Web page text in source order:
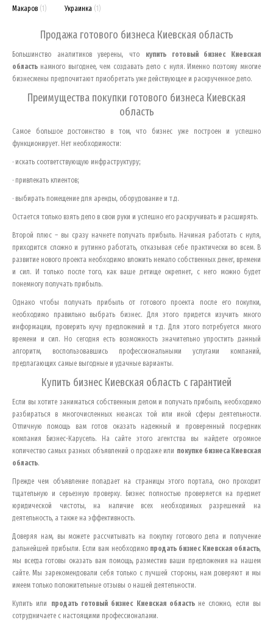
Макаров (1)
Украинка (1)
Продажа готового бизнеса Киевская область
Большинство аналитиков уверены, что купить готовый бизнес Киевская
область намного выгоднее, чем создавать дело с нуля. Именно поэтому многие
бизнесмены предпочитают приобретать уже действующее и раскрученное дело.
Преимущества покупки готового бизнеса Киевская
область
Самое большое достоинство в том, что бизнес уже построен и успешно
функционирует. Нет необходимости:
· искать соответствующую инфраструктуру;
· привлекать клиентов;
· выбирать помещение для аренды, оборудование и т.д.
Остается только взять дело в свои руки и успешно его раскручивать и расширять.
Второй плюс – вы сразу начнете получать прибыль. Начиная работать с нуля,
приходится сложно и рутинно работать, отказывая себе практически во всем. В
развитие нового проекта необходимо вложить немало собственных денег, времени
и сил. И только после того, как ваше детище окрепнет, с него можно будет
понемногу получать прибыль.
Однако чтобы получать прибыль от готового проекта после его покупки,
необходимо правильно выбрать бизнес. Для этого придется изучить много
информации, проверить кучу предложений и т.д. Для этого потребуется много
времени и сил. Но сегодня есть возможность значительно упростить данный
алгоритм, воспользовавшись профессиональными услугами компаний,
предлагающих самые выгодные и удачные варианты.
Купить бизнес Киевская область с гарантией
Если вы хотите заниматься собственным делом и получать прибыль, необходимо
разбираться в многочисленных нюансах той или иной сферы деятельности.
Отличную помощь вам готов оказать надежный и проверенный посредник
компания Бизнес-Карусель. На сайте этого агентства вы найдете огромное
количество самых разных объявлений о продаже или покупке бизнеса Киевская
область.
Прежде чем объявление попадает на страницы этого портала, оно проходит
тщательную и серьезную проверку. Бизнес полностью проверяется на предмет
юридической чистоты, на наличие всех необходимых разрешений на
деятельность, а также на эффективность.
Доверяя нам, вы можете рассчитывать на покупку готового дела и получение
дальнейшей прибыли. Если вам необходимо продать бизнес Киевская область,
мы всегда готовы оказать вам помощь, разместив ваши предложения на нашем
сайте. Мы зарекомендовали себя только с лучшей стороны, нам доверяют и мы
имеем только положительные отзывы о нашей деятельности.
Купить или продать готовый бизнес Киевская область не сложно, если вы
сотрудничаете с настоящими профессионалами.